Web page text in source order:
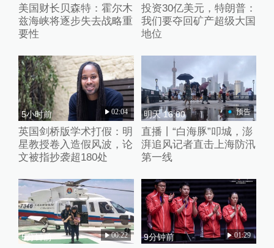
美国财长贝森特：霍尔木
兹海峡将逐步失去战略重
要性
投资30亿美元，特朗普：
我们要夺回矿产超级大国
地位
5小时前 02:04
英国剑桥版学术打假：明
星教授卷入造假风波，论
文被指抄袭超180处
明天 16:00 预告
直播丨“白海豚”叩城，澎
湃追风记者直击上海防汛
第一线
5分钟前 00:22 9分钟前 01:29